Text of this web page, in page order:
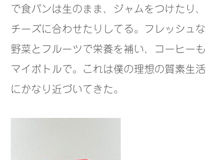
で食パンは生のまま、ジャムをつけたり、
チーズに合わせたりしてる。フレッシュな
野菜とフルーツで栄養を補い、コーヒーも
マイボトルで。これは僕の理想の質素生活
にかなり近づいてきた。